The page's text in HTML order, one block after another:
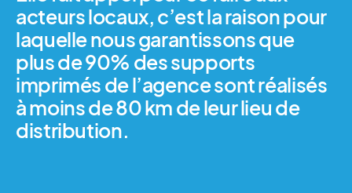
acteurs locaux, c’est la raison pour
laquelle nous garantissons que
plus de 90% des supports
imprimés de l’agence sont réalisés
à moins de 80 km de leur lieu de
distribution.